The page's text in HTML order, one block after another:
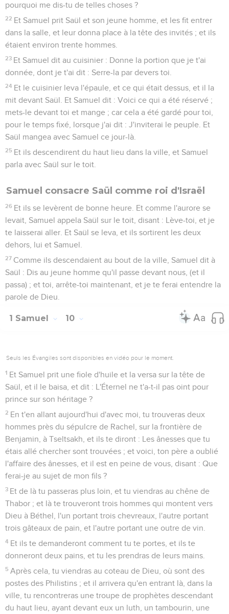
pourquoi me dis-tu de telles choses ?
22 Et Samuel prit Saül et son jeune homme, et les fit entrer
dans la salle, et leur donna place à la tête des invités ; et ils
étaient environ trente hommes.
23 Et Samuel dit au cuisinier : Donne la portion que je t'ai
donnée, dont je t'ai dit : Serre-la par devers toi.
24 Et le cuisinier leva l'épaule, et ce qui était dessus, et il la
mit devant Saül. Et Samuel dit : Voici ce qui a été réservé ;
mets-le devant toi et mange ; car cela a été gardé pour toi,
pour le temps fixé, lorsque j'ai dit : J'inviterai le peuple. Et
Saül mangea avec Samuel ce jour-là.
25 Et ils descendirent du haut lieu dans la ville, et Samuel
parla avec Saül sur le toit.
Samuel consacre Saül comme roi d'Israël
26 Et ils se levèrent de bonne heure. Et comme l'aurore se
levait, Samuel appela Saül sur le toit, disant : Lève-toi, et je
te laisserai aller. Et Saül se leva, et ils sortirent les deux
dehors, lui et Samuel.
27 Comme ils descendaient au bout de la ville, Samuel dit à
Saül : Dis au jeune homme qu'il passe devant nous, (et il
passa) ; et toi, arrête-toi maintenant, et je te ferai entendre la
parole de Dieu.
1 Samuel 10
Seuls les Évangiles sont disponibles en vidéo pour le moment.
1 Et Samuel prit une fiole d'huile et la versa sur la tête de
Saül, et il le baisa, et dit : L'Éternel ne t'a-t-il pas oint pour
prince sur son héritage ?
2 En t'en allant aujourd'hui d'avec moi, tu trouveras deux
hommes près du sépulcre de Rachel, sur la frontière de
Benjamin, à Tseltsakh, et ils te diront : Les ânesses que tu
étais allé chercher sont trouvées ; et voici, ton père a oublié
l'affaire des ânesses, et il est en peine de vous, disant : Que
ferai-je au sujet de mon fils ?
3 Et de là tu passeras plus loin, et tu viendras au chêne de
Thabor ; et là te trouveront trois hommes qui montent vers
Dieu à Béthel, l'un portant trois chevreaux, l'autre portant
trois gâteaux de pain, et l'autre portant une outre de vin.
4 Et ils te demanderont comment tu te portes, et ils te
donneront deux pains, et tu les prendras de leurs mains.
5 Après cela, tu viendras au coteau de Dieu, où sont des
postes des Philistins ; et il arrivera qu'en entrant là, dans la
ville, tu rencontreras une troupe de prophètes descendant
du haut lieu, ayant devant eux un luth, un tambourin, une